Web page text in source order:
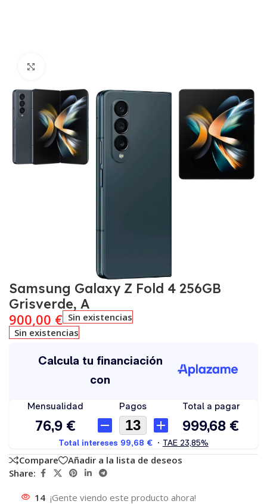
Samsung Galaxy Z Fold 4 256GB
Grisverde, A
900,00 € Sin existencias
Sin existencias
Compare
Añadir a la lista de deseos
Share:
14 ¡Gente viendo este producto ahora!